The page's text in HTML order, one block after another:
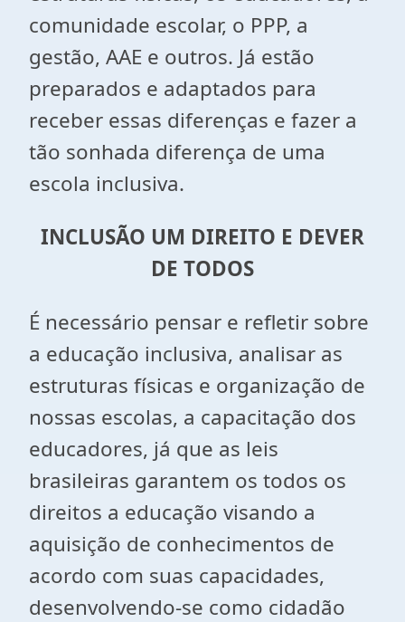
comunidade escolar, o PPP, a
gestão, AAE e outros. Já estão
preparados e adaptados para
receber essas diferenças e fazer a
tão sonhada diferença de uma
escola inclusiva.
INCLUSÃO UM DIREITO E DEVER
DE TODOS
É necessário pensar e refletir sobre
a educação inclusiva, analisar as
estruturas físicas e organização de
nossas escolas, a capacitação dos
educadores, já que as leis
brasileiras garantem os todos os
direitos a educação visando a
aquisição de conhecimentos de
acordo com suas capacidades,
desenvolvendo-se como cidadão